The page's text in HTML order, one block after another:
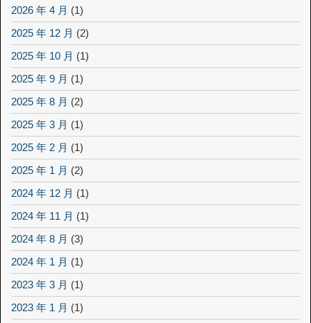
2026 年 4 月 (1)
2025 年 12 月 (2)
2025 年 10 月 (1)
2025 年 9 月 (1)
2025 年 8 月 (2)
2025 年 3 月 (1)
2025 年 2 月 (1)
2025 年 1 月 (2)
2024 年 12 月 (1)
2024 年 11 月 (1)
2024 年 8 月 (3)
2024 年 1 月 (1)
2023 年 3 月 (1)
2023 年 1 月 (1)